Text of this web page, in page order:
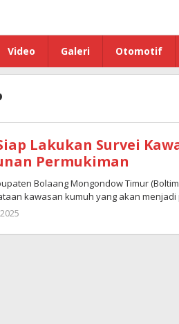
Video Galeri Otomotif
Lakukan Survei
Permukiman
Bolaang Mongondow Timur
kawasan kumuh yang akan menjadi